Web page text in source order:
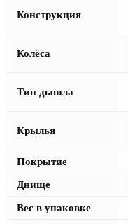
Конструкция
Колёса
Тип дышла
Крылья
Покрытие
Днище
Вес в упаковке